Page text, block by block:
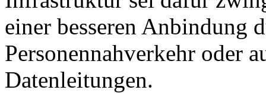
einer besseren Anbindung
Personennahverkehr oder
Datenleitungen.